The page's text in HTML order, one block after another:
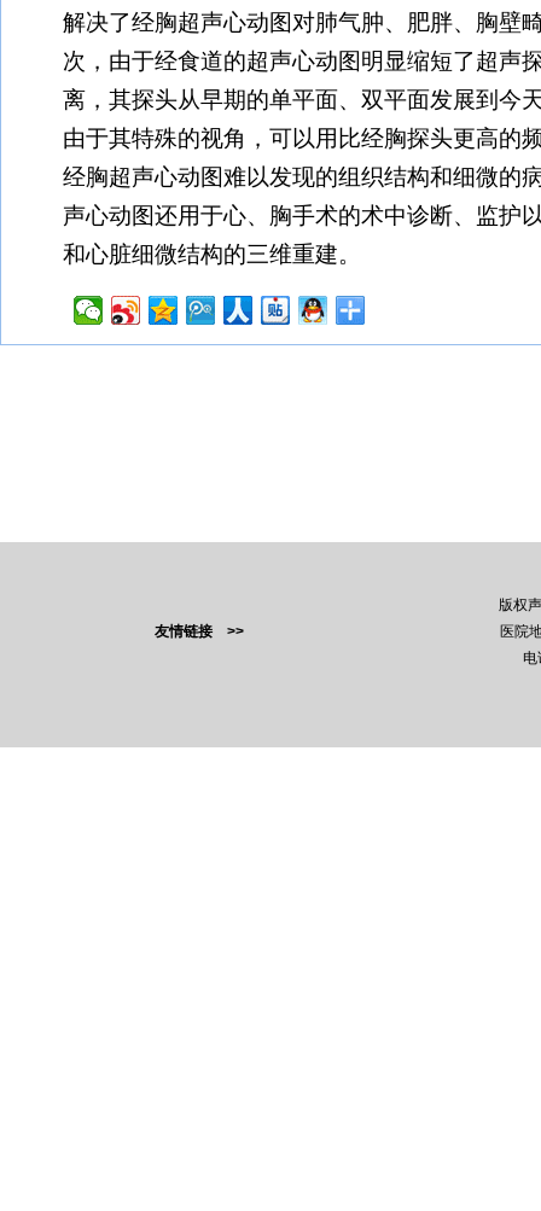
解决了经胸超声心动图对肺气肿、肥胖、胸壁
次，由于经食道的超声心动图明显缩短了超声
离，其探头从早期的单平面、双平面发展到今
由于其特殊的视角，可以用比经胸探头更高的
经胸超声心动图难以发现的组织结构和细微的
声心动图还用于心、胸手术的术中诊断、监护
和心脏细微结构的三维重建。
友情链接 >>
版权
医院